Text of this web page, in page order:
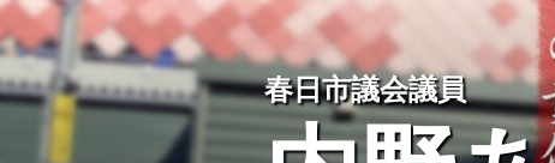
コ
ン
ン
春日市議会議員